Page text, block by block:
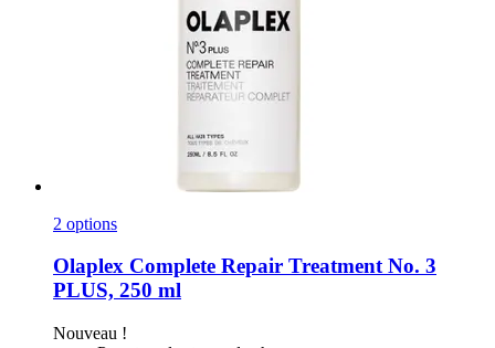
2 options
Olaplex Complete Repair Treatment No. 3
PLUS, 250 ml
Nouveau !